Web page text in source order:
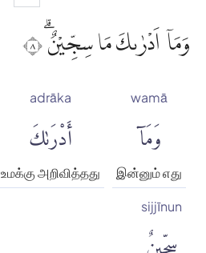
وَمَآ اَدْرٰىكَ مَا سِجِّيْنٌۗ ٨
wamā
وَمَآ
இன்னும் எது
adrāka
أَدْرَىٰكَ
உமக்கு அறிவித்தது
sijjīnun
سِجِّينٌ